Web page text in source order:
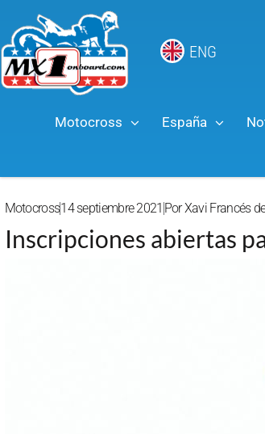
ENG
Motocross España
Motocross14 septiembre 2021 PorXavi Francés
Inscripciones abiertas